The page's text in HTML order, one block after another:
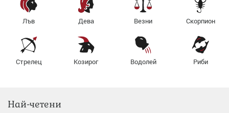
Лъв Дева Везни Скорпион
Стрелец Козирог Водолей Риби
Най-четени